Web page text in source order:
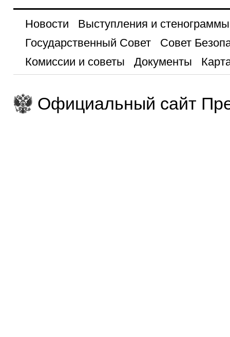
Новости
Выступления и стенограммы
Государственный Совет
Совет
Комиссии и советы
Документы
Официальный сайт